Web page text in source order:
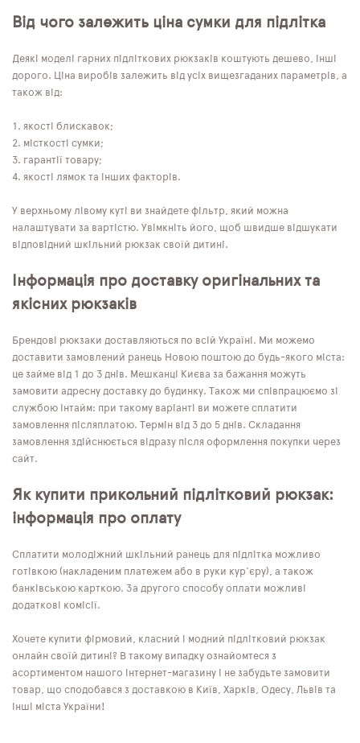
Від чого залежить ціна сумки для підлітка
Деякі моделі гарних підліткових рюкзаків коштують дешево, інші
дорого. Ціна виробів залежить від усіх вищезгаданих параметрів, а
також від:
якості блискавок;
місткості сумки;
гарантії товару;
якості лямок та інших факторів.
У верхньому лівому куті ви знайдете фільтр, який можна
налаштувати за вартістю. Увімкніть його, щоб швидше відшукати
відповідний шкільний рюкзак своїй дитині.
Інформація про доставку оригінальних та
якісних рюкзаків
Брендові рюкзаки доставляються по всій Україні. Ми можемо
доставити замовлений ранець Новою поштою до будь-якого міста:
це займе від 1 до 3 днів. Мешканці Києва за бажання можуть
замовити адресну доставку до будинку. Також ми співпрацюємо зі
службою Інтайм: при такому варіанті ви можете сплатити
замовлення післяплатою. Термін від 3 до 5 днів. Складання
замовлення здійснюється відразу після оформлення покупки через
сайт.
Як купити прикольний підлітковий рюкзак:
інформація про оплату
Сплатити молодіжний шкільний ранець для підлітка можливо
готівкою (накладеним платежем або в руки кур'єру), а також
банківською карткою. За другого способу оплати можливі
додаткові комісії.
Хочете купити фірмовий, класний і модний підлітковий рюкзак
онлайн своїй дитині? В такому випадку ознайомтеся з
асортиментом нашого інтернет-магазину і не забудьте замовити
товар, що сподобався з доставкою в Київ, Харків, Одесу, Львів та
інші міста України!